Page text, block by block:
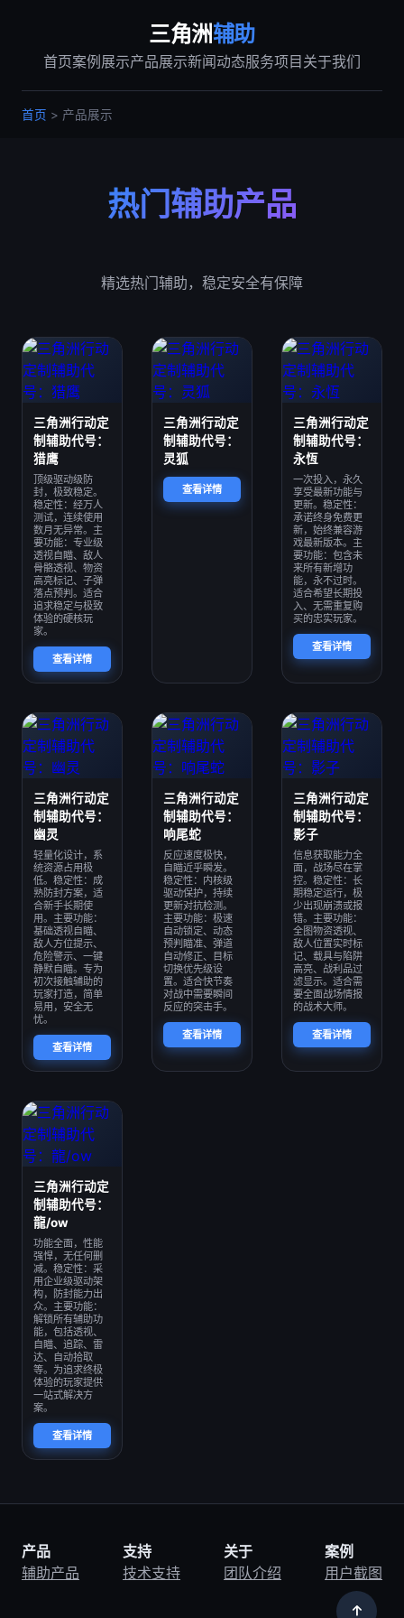
三角洲辅助
首页案例展示产品展示新闻动态服务项目 关于我们
首页 > 产品展示
热门辅助产品
精选热门辅助，稳定安全有保障
三角洲行动定
制辅助代号：
猎鹰
顶级驱动级防
封，极致稳定。
稳定性：经万人
测试，连续使用
数月无异常。主
要功能：专业级
透视自瞄、敌人
骨骼透视、物资
高亮标记、子弹
落点预判。适合
追求稳定与极致
体验的硬核玩
家。
查看详情
三角洲行动定
制辅助代号：
灵狐
查看详情
三角洲行动定
制辅助代号：
永恆
一次投入，永久
享受最新功能与
更新。稳定性：
承诺终身免费更
新，始终兼容游
戏最新版本。主
要功能：包含未
来所有新增功
能，永不过时。
适合希望长期投
入、无需重复购
买的忠实玩家。
查看详情
三角洲行动定
制辅助代号：
幽灵
轻量化设计，系
统资源占用极
低。稳定性：成
熟防封方案，适
合新手长期使
用。主要功能：
基础透视自瞄、
敌人方位提示、
危险警示、一键
静默自瞄。专为
初次接触辅助的
玩家打造，简单
易用，安全无
忧。
查看详情
三角洲行动定
制辅助代号：
响尾蛇
反应速度极快，
自瞄近乎瞬发。
稳定性：内核级
驱动保护，持续
更新对抗检测。
主要功能：极速
自动锁定、动态
预判瞄准、弹道
自动修正、目标
切换优先级设
置。适合快节奏
对战中需要瞬间
反应的突击手。
查看详情
三角洲行动定
制辅助代号：
影子
信息获取能力全
面，战场尽在掌
控。稳定性：长
期稳定运行，极
少出现崩溃或报
错。主要功能：
全图物资透视、
敌人位置实时标
记、载具与陷阱
高亮、战利品过
滤显示。适合需
要全面战场情报
的战术大师。
查看详情
三角洲行动定
制辅助代号：
龍/ow
功能全面，性能
强悍，无任何删
减。稳定性：采
用企业级驱动架
构，防封能力出
众。主要功能：
解锁所有辅助功
能，包括透视、
自瞄、追踪、雷
达、自动拾取
等。为追求终极
体验的玩家提供
一站式解决方
案。
查看详情
产品
辅助产品
支持
技术支持
关于
团队介绍
案例
用户截图